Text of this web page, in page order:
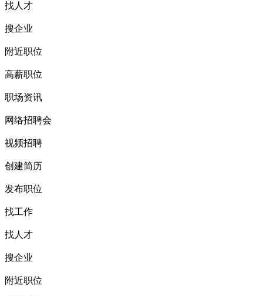
找人才
搜企业
附近职位
高薪职位
职场资讯
网络招聘会
视频招聘
创建简历
发布职位
找工作
找人才
搜企业
附近职位